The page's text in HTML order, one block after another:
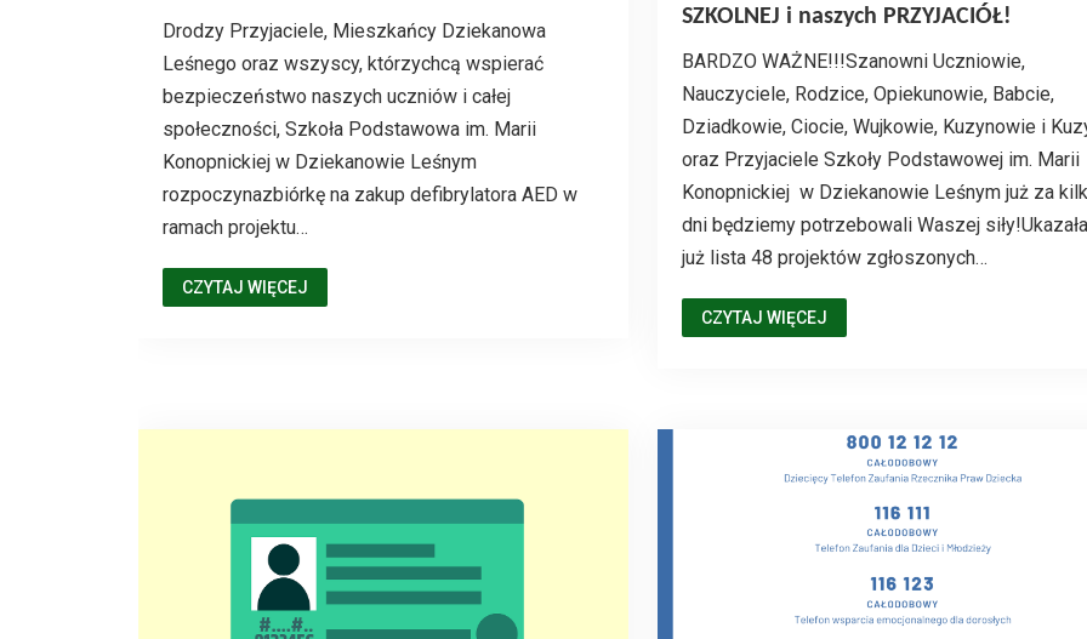
Drodzy Przyjaciele, Mieszkańcy Dziekanowa
Leśnego oraz wszyscy, którzychcą wspierać
bezpieczeństwo naszych uczniów i całej
społeczności, Szkoła Podstawowa im. Marii
Konopnickiej w Dziekanowie Leśnym
rozpoczynazbiórkę na zakup defibrylatora AED w
ramach projektu…
CZYTAJ WIĘCEJ
SZKOLNEJ i naszych PRZYJACIÓŁ!
BARDZO WAŻNE!!!Szanowni Uczniowie,
Nauczyciele, Rodzice, Opiekunowie, Babcie,
Dziadkowie, Ciocie, Wujkowie, Kuzynowie i
oraz Przyjaciele Szkoły Podstawowej im. Marii
Konopnickiej w Dziekanowie Leśnym już za
dni będziemy potrzebowali Waszej
już lista 48 projektów zgłoszonych…
CZYTAJ WIĘCEJ